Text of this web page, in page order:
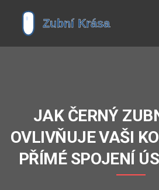
JAK ČERNÝ
OVLIVŇUJE VAŠI
PŘÍMÉ SPOJENÍ